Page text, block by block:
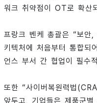
워크 취약점이 OT로 확산
프랑크 벤케 총괄은 “보안
키텍처에 처음부터 통합되
언스 부서 간 협업이 필수
또한 “사이버복원력법
앞두고, 기업들은 제품군